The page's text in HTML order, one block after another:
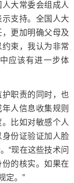
大常委会组成人
支持。全国人大
更加明确父母及
束，我认为非常
应该有进一步体
职责的同时，也
人信息收集规则
比如对敏感个人
份证验证加人脸
“现在这些技术问
的核实。如果在
定。”